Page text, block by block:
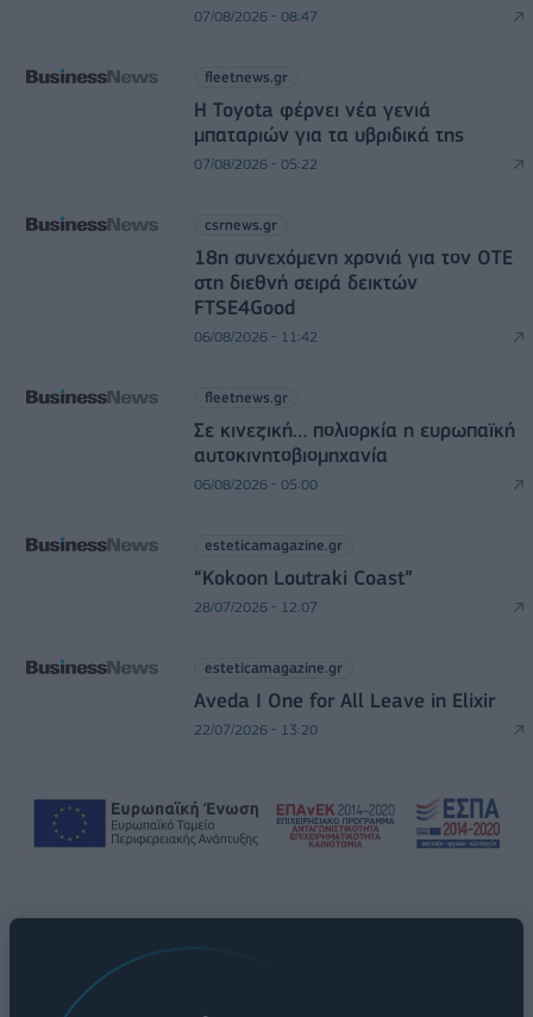
07/08/2026 - 08:47
fleetnews.gr
Η Toyota φέρνει νέα γενιά
μπαταριών για τα υβριδικά της
07/08/2026 - 05:22
csrnews.gr
18η συνεχόμενη χρονιά για τον ΟΤΕ
στη διεθνή σειρά δεικτών
FTSE4Good
06/08/2026 - 11:42
fleetnews.gr
Σε κινεζική… πολιορκία η ευρωπαϊκή
αυτοκινητοβιομηχανία
06/08/2026 - 05:00
esteticamagazine.gr
“Kokoon Loutraki Coast”
28/07/2026 - 12:07
esteticamagazine.gr
Aveda I One for All Leave in Elixir
22/07/2026 - 13:20